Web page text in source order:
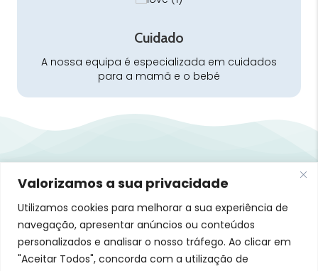
Valorizamos a sua privacidade
Utilizamos cookies para melhorar a sua experiência de
navegação, apresentar anúncios ou conteúdos
personalizados e analisar o nosso tráfego. Ao clicar em
"Aceitar Todos", concorda com a utilização de
Cuidado
A nossa equipa é especializada em cuidados
para a mamã e o bebé
Pra Mamã
Gravidez e Maternidade | Tudo para o seu Bebé |
Puericultura | Brinquedos | Alimentação e Amamentação
| Hora de Dormir | Hora do Banho | Hora de Passear
Gravidez e maternidade